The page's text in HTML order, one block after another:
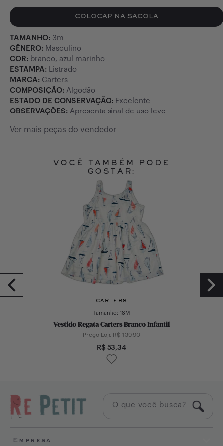
COLOCAR NA SACOLA
TAMANHO: 3m
GÊNERO: Masculino
COR: branco, azul marinho
ESTAMPA: Listrado
MARCA: Carters
COMPOSIÇÃO: Algodão
ESTADO DE CONSERVAÇÃO: Excelente
OBSERVAÇÕES: Apresenta sinal de uso leve
Ver mais peças do vendedor
VOCÊ TAMBÉM PODE
GOSTAR:
CARTERS
Tamanho: 18M
Vestido Regata Carters Branco Infantil
Preço Loja R$ 139,90
R$ 53,34
Empresa